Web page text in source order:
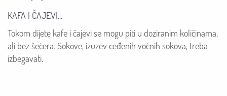
KAFA I ČAJEVI...
Tokom dijete kafe i čajevi se mogu piti u doziranim količinama,
ali bez šećera. Sokove, izuzev ceđenih voćnih sokova, treba
izbegavati.